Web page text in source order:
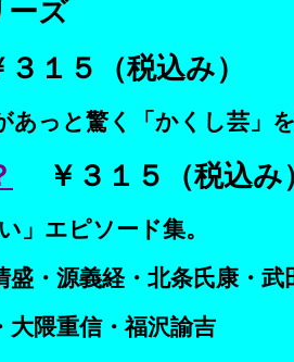
ーズ
３１５（税込み）
っと驚く「かくし芸」を
￥３１５（税込み
」エピソード集。
・源義経・北条氏康・
大隈重信・福沢諭吉